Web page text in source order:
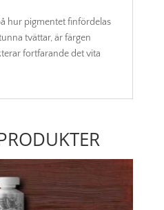
hur pigmentet finfördelas
tvättar, är färgen
fortfarande det vita